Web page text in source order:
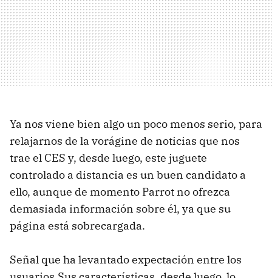
Ya nos viene bien algo un poco menos serio, para
relajarnos de la vorágine de noticias que nos
trae el CES y, desde luego, este juguete
controlado a distancia es un buen candidato a
ello, aunque de momento Parrot no ofrezca
demasiada información sobre él, ya que su
página está sobrecargada.
Señal que ha levantado expectación entre los